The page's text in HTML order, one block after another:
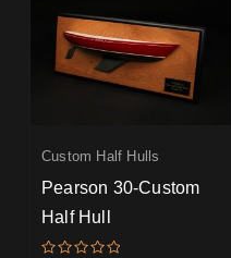
Custom Half Hulls
Pearson 30-Custom
Half Hull